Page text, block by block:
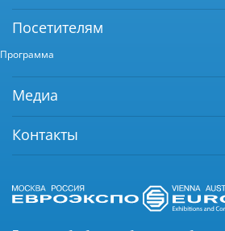
Посетителям
Программа
Медиа
Контакты